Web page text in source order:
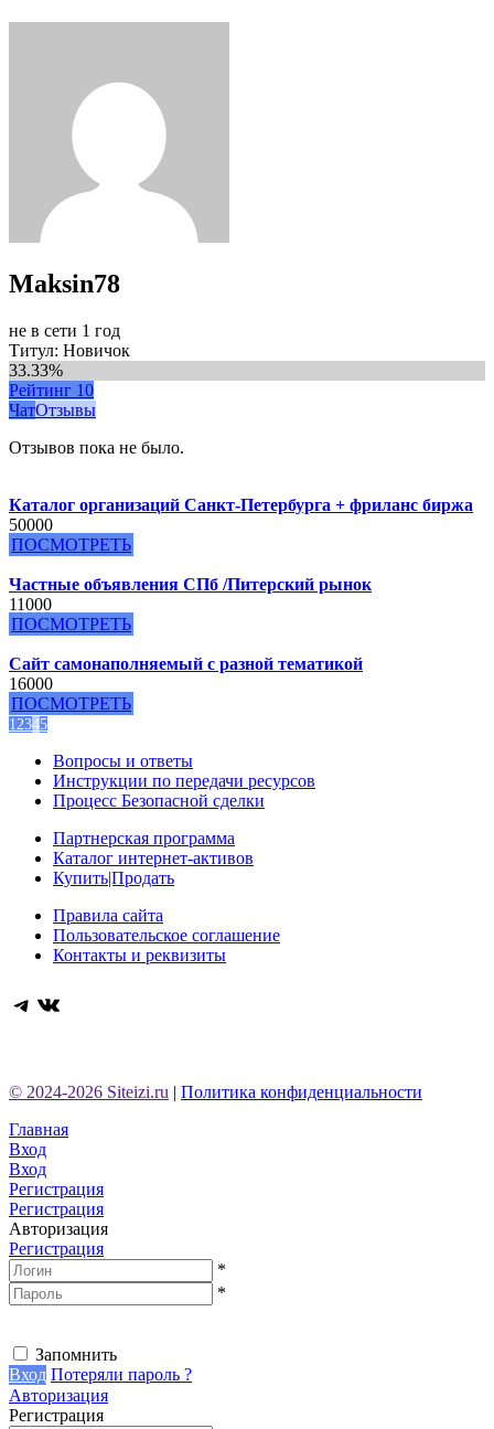
Maksin78
не в сети 1 год
Титул: Новичок
33.33%
Рейтинг 10
ЧатОтзывы
Отзывов пока не было.
Каталог организаций Санкт-Петербурга + фриланс биржа
50000
ПОСМОТРЕТЬ
Частные объявления СПб /Питерский рынок
11000
ПОСМОТРЕТЬ
Сайт самонаполняемый с разной тематикой
16000
ПОСМОТРЕТЬ
12345
Вопросы и ответы
Инструкции по передачи ресурсов
Процесс Безопасной сделки
Партнерская программа
Каталог интернет-активов
Купить|Продать
Правила сайта
Пользовательское соглашение
Контакты и реквизиты
Telegram
ВКонтакте
© 2024-2026 Siteizi.ru | Политика конфиденциальности
Главная
Вход
Вход
Регистрация
Регистрация
Авторизация
Регистрация
*
*
Запомнить
Вход Потеряли пароль ?
Авторизация
Регистрация